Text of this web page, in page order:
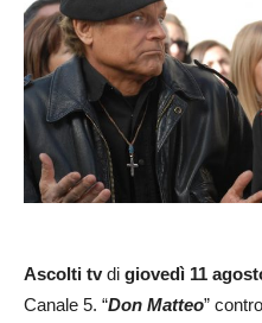
Ascolti tvdi giovedì 11
Canale 5. “Don Matteo”